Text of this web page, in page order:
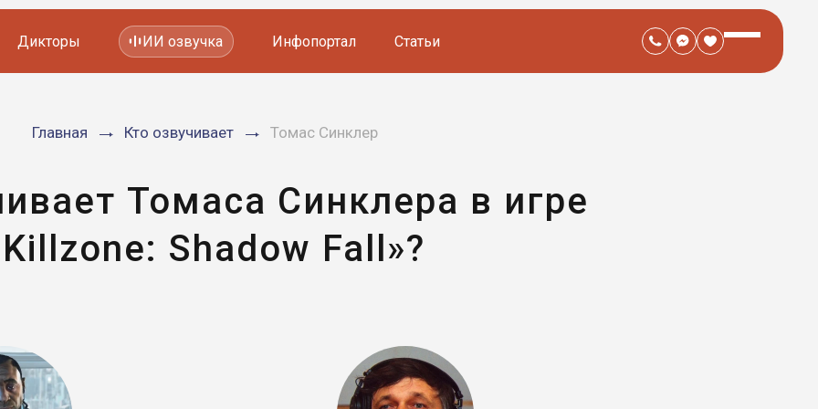
Мультфильмов
Дикторы ИИ озвучка Инфопортал Статьи
Главная Кто озвучивает Томас Синклер
Томаса Синклера в игре
Shadow Fall»?